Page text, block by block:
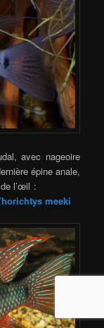
avec nageoire
épine anale,
de l’œil :
meeki